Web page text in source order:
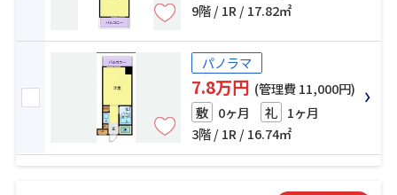
9階 / 1R / 17.82㎡
パノラマ
7.8万円 (管理費 11,000円)
敷 0ヶ月 礼 1ヶ月
3階 / 1R / 16.74㎡